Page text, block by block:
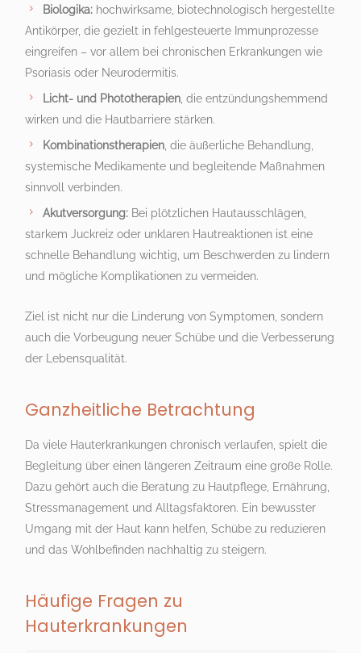
Biologika: hochwirksame, biotechnologisch hergestellte
Antikörper, die gezielt in fehlgesteuerte Immunprozesse
eingreifen – vor allem bei chronischen Erkrankungen wie
Psoriasis oder Neurodermitis.
Licht- und Phototherapien , die entzündungshemmend
wirken und die Hautbarriere stärken.
Kombinationstherapien , die äußerliche Behandlung,
systemische Medikamente und begleitende Maßnahmen
sinnvoll verbinden.
Akutversorgung: Bei plötzlichen Hautausschlägen,
starkem Juckreiz oder unklaren Hautreaktionen ist eine
schnelle Behandlung wichtig, um Beschwerden zu lindern
und mögliche Komplikationen zu vermeiden.
Ziel ist nicht nur die Linderung von Symptomen, sondern
auch die Vorbeugung neuer Schübe und die Verbesserung
der Lebensqualität.
Ganzheitliche Betrachtung
Da viele Hauterkrankungen chronisch verlaufen, spielt die
Begleitung über einen längeren Zeitraum eine große Rolle.
Dazu gehört auch die Beratung zu Hautpflege, Ernährung,
Stressmanagement und Alltagsfaktoren. Ein bewusster
Umgang mit der Haut kann helfen, Schübe zu reduzieren
und das Wohlbefinden nachhaltig zu steigern.
Häufige Fragen zu
Hauterkrankungen